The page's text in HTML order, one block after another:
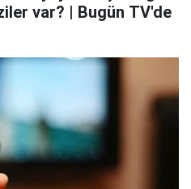
var? | Bugün TV'de